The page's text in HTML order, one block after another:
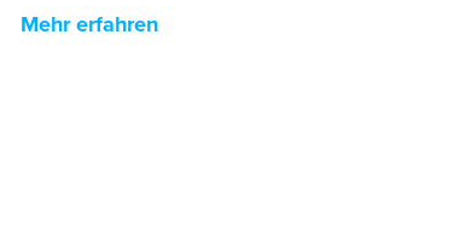
Mehr erfahren